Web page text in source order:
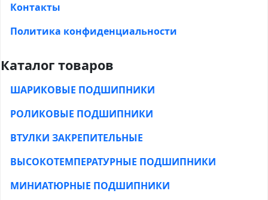
Контакты
Политика конфиденциальности
Каталог товаров
ШАРИКОВЫЕ ПОДШИПНИКИ
РОЛИКОВЫЕ ПОДШИПНИКИ
ВТУЛКИ ЗАКРЕПИТЕЛЬНЫЕ
ВЫСОКОТЕМПЕРАТУРНЫЕ ПОДШИПНИКИ
МИНИАТЮРНЫЕ ПОДШИПНИКИ